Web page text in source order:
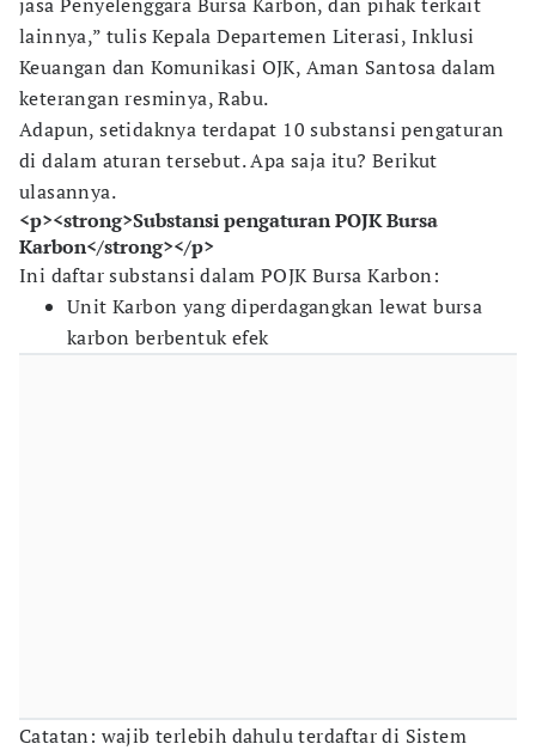
lainnya,” tulis Kepala Departemen Literasi, Inklusi
Keuangan dan Komunikasi OJK, Aman Santosa dalam
keterangan resminya, Rabu.
Adapun, setidaknya terdapat 10 substansi pengaturan
di dalam aturan tersebut. Apa saja itu? Berikut
ulasannya.
<p><strong>Substansi pengaturan POJK Bursa
Karbon</strong></p>
Ini daftar substansi dalam POJK Bursa Karbon:
Unit Karbon yang diperdagangkan lewat bursa
karbon berbentuk efek
Catatan: wajib terlebih dahulu terdaftar di Sistem